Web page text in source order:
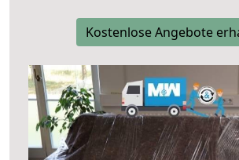
Kostenlose Angebote